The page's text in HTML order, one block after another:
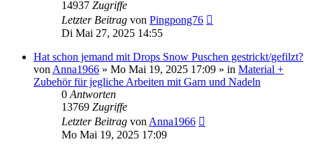
14937 Zugriffe
Letzter Beitrag von Pingpong76
Di Mai 27, 2025 14:55
Hat schon jemand mit Drops Snow Puschen gestrickt/gefilzt?
von Anna1966 » Mo Mai 19, 2025 17:09 » in Material +
Zubehör für jegliche Arbeiten mit Garn und Nadeln
0 Antworten
13769 Zugriffe
Letzter Beitrag von Anna1966
Mo Mai 19, 2025 17:09